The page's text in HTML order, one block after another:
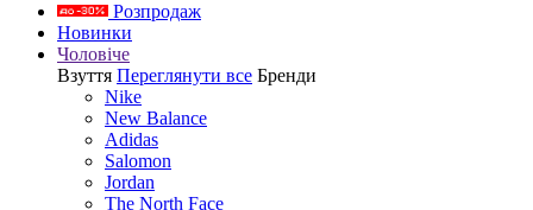
Розпродаж
Новинки
Чоловіче
Взуття Переглянути все Бренди
Nike
New Balance
Adidas
Salomon
Jordan
The North Face